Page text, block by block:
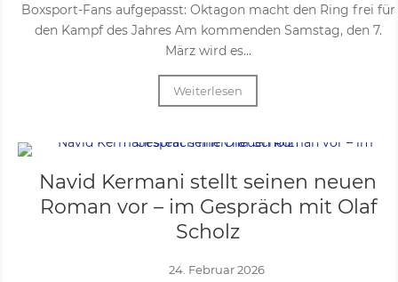
Boxsport-Fans aufgepasst: Oktagon macht den Ring frei für
den Kampf des Jahres Am kommenden Samstag, den 7.
März wird es...
Weiterlesen
Navid Kermani stellt seinen neuen
Roman vor – im Gespräch mit Olaf
Scholz
24. Februar 2026